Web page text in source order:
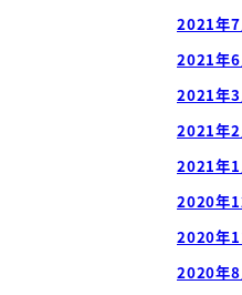
2021年7
2021年6
2021年3
2021年2
2021年1
2020年
2020年
2020年8